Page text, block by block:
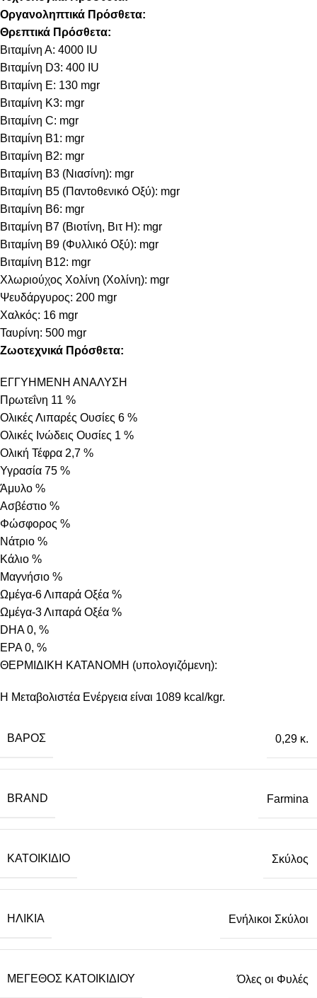
Οργανοληπτικά Πρόσθετα:
Θρεπτικά Πρόσθετα:
Βιταμίνη Α: 4000 IU
Βιταμίνη D3: 400 IU
Βιταμίνη E: 130 mgr
Βιταμίνη Κ3: mgr
Βιταμίνη C: mgr
Βιταμίνη B1: mgr
Βιταμίνη B2: mgr
Βιταμίνη B3 (Νιασίνη): mgr
Βιταμίνη B5 (Παντοθενικό Οξύ): mgr
Βιταμίνη B6: mgr
Βιταμίνη B7 (Βιοτίνη, Βιτ Η): mgr
Βιταμίνη B9 (Φυλλικό Οξύ): mgr
Βιταμίνη B12: mgr
Χλωριούχος Χολίνη (Χολίνη): mgr
Ψευδάργυρος: 200 mgr
Χαλκός: 16 mgr
Ταυρίνη: 500 mgr
Ζωοτεχνικά Πρόσθετα:
ΕΓΓΥΗΜΕΝΗ ΑΝΑΛΥΣΗ
Πρωτεΐνη 11 %
Ολικές Λιπαρές Ουσίες 6 %
Ολικές Ινώδεις Ουσίες 1 %
Ολική Τέφρα 2,7 %
Υγρασία 75 %
Άμυλο %
Ασβέστιο %
Φώσφορος %
Νάτριο %
Κάλιο %
Μαγνήσιο %
Ωμέγα-6 Λιπαρά Οξέα %
Ωμέγα-3 Λιπαρά Οξέα %
DHA 0, %
EPA 0, %
ΘΕΡΜΙΔΙΚΗ ΚΑΤΑΝΟΜΗ (υπολογιζόμενη):
Η Μεταβολιστέα Ενέργεια είναι 1089 kcal/kgr.
ΒΆΡΟΣ 0,29 κ.
BRAND Farmina
ΚΑΤΟΙΚΊΔΙΟ Σκύλος
ΗΛΙΚΊΑ Ενήλικοι Σκύλοι
ΜΈΓΕΘΟΣ ΚΑΤΟΙΚΙΔΊΟΥ Όλες οι Φυλές